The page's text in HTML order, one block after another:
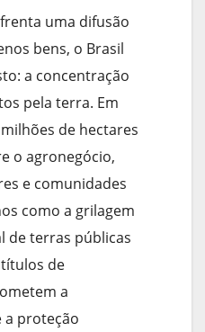
uma difusão
bens, o Brasil
a concentração
pela terra. Em
de hectares
o agronegócio,
e comunidades
como a grilagem
de terras públicas
de
a
a proteção